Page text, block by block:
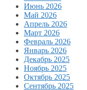
Июнь 2026
Май 2026
Апрель 2026
Март 2026
Февраль 2026
Январь 2026
Декабрь 2025
Ноябрь 2025
Октябрь 2025
Сентябрь 2025